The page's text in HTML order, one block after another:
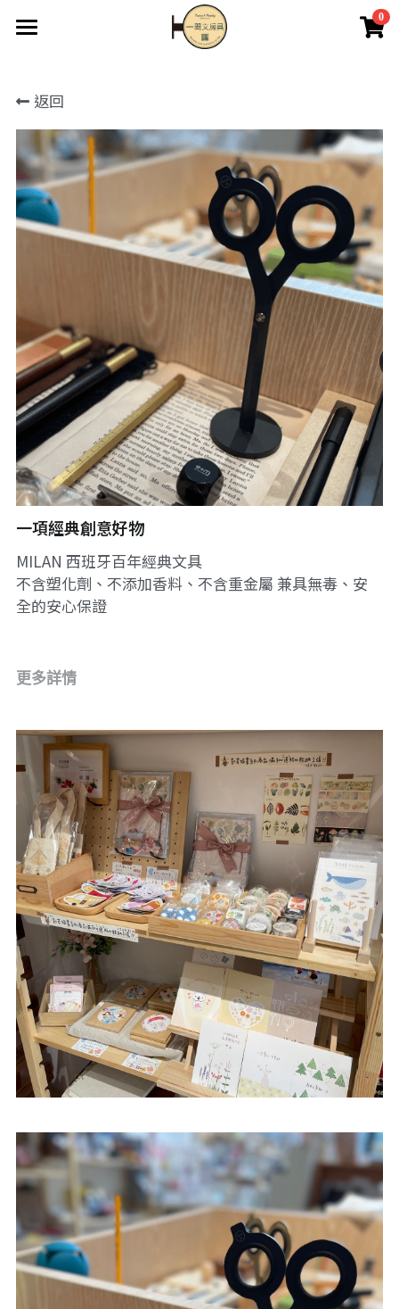
0
關於我們
最新消息
2F藝品畫廊
英國if文創
登錄
搜索
fb
返回
一項經典創意好物
MILAN 西班牙百年經典文具
不含塑化劑、不添加香料、不含重金屬 兼具無毒、安
全的安心保證
更多詳情
×
商品分類
所有商品分類